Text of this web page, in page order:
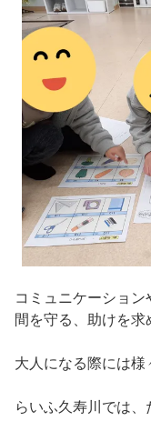
コミュニケーショ
間を守る、助けを
大人になる際には様
らいふ久寿川では、